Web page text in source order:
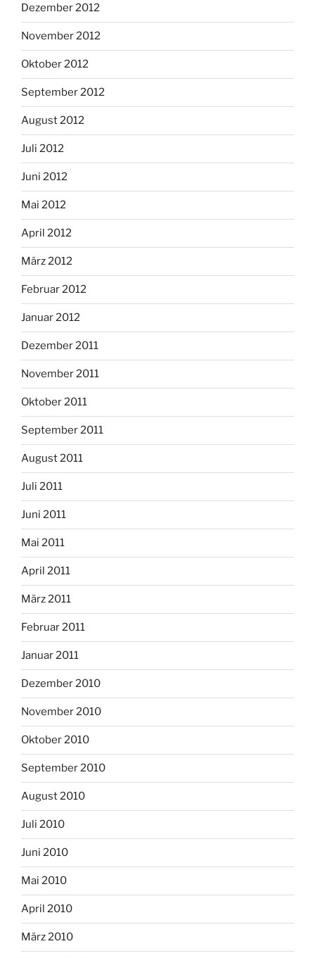
Dezember 2012
November 2012
Oktober 2012
September 2012
August 2012
Juli 2012
Juni 2012
Mai 2012
April 2012
März 2012
Februar 2012
Januar 2012
Dezember 2011
November 2011
Oktober 2011
September 2011
August 2011
Juli 2011
Juni 2011
Mai 2011
April 2011
März 2011
Februar 2011
Januar 2011
Dezember 2010
November 2010
Oktober 2010
September 2010
August 2010
Juli 2010
Juni 2010
Mai 2010
April 2010
März 2010